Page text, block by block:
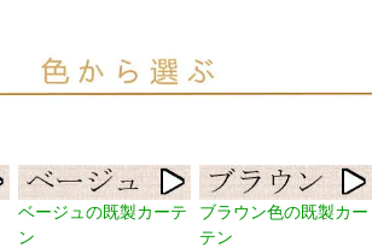
ベージュの既製カーテ
ン
ブラウン色の既製カー
テン